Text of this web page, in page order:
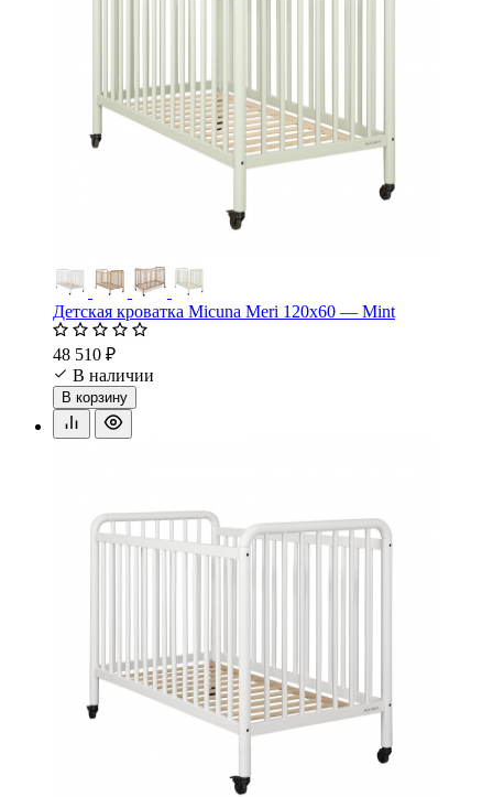
Детская кроватка Micuna Meri 120х60 — Mint
48 510 ₽
В наличии
В корзину